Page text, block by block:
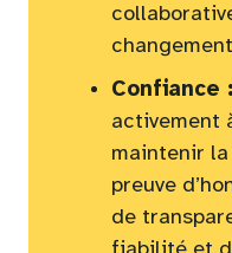
Confiance :
activement
maintenir
preuve
de